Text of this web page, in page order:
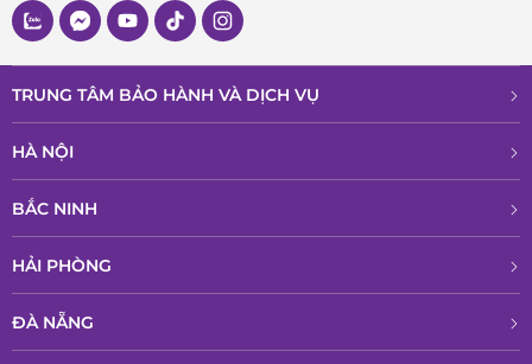
TRUNG TÂM BẢO HÀNH VÀ DỊCH VỤ
HÀ NỘI
BẮC NINH
HẢI PHÒNG
ĐÀ NẴNG